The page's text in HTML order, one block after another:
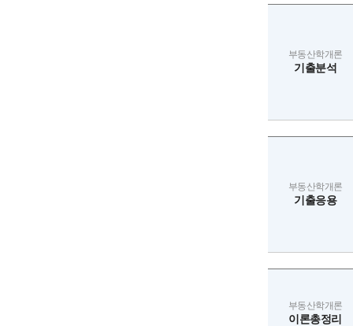
부동산학개론
기출분석
부동산학개론
기출응용
부동산학개론
이론총정리